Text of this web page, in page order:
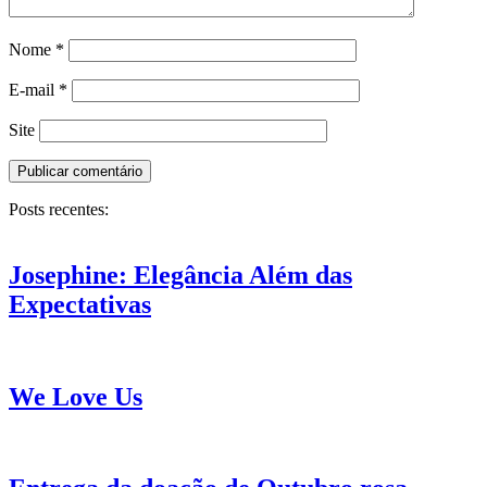
Nome *
E-mail *
Site
Posts recentes:
Josephine: Elegância Além das
Expectativas
We Love Us